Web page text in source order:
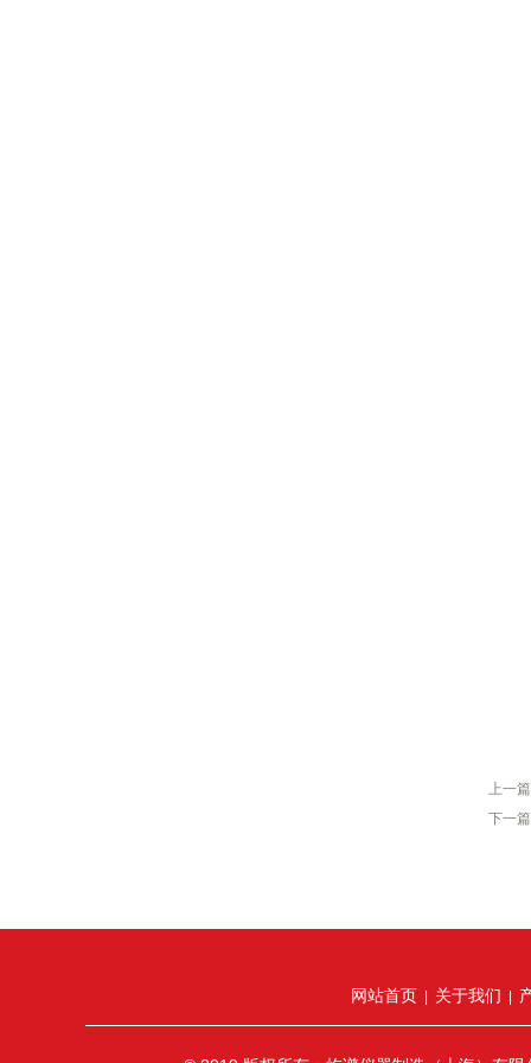
上一篇
下一篇
网站首页 关于我们